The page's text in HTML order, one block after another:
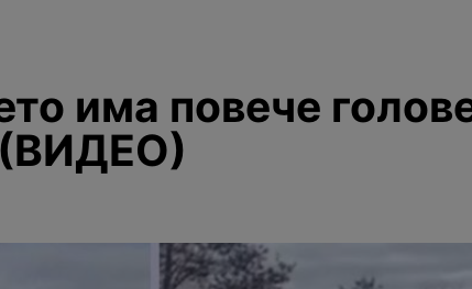
има повече
(ВИДЕО)